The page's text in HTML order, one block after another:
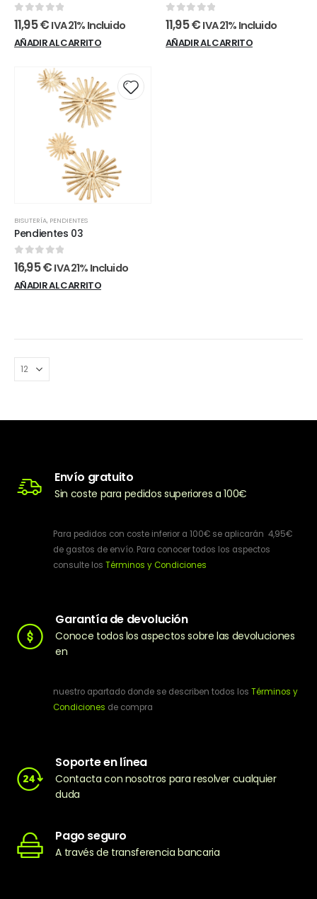
0out of 5
11,95€ IVA 21% Incluido
AÑADIR AL CARRITO
0out of 5
11,95€ IVA 21% Incluido
AÑADIR AL CARRITO
BISUTERÍA, PENDIENTES
Pendientes 03
0out of 5
16,95€ IVA 21% Incluido
AÑADIR AL CARRITO
Envío gratuito
Sin coste para pedidos superiores a 100€
Para pedidos con coste inferior a 100€ se aplicarán 4,95€
de gastos de envío. Para conocer todos los aspectos
consulte los Términos y Condiciones
Garantía de devolución
Conoce todos los aspectos sobre las devoluciones
en
nuestro apartado donde se describen todos los Términos y
Condiciones de compra
Soporte en línea
Contacta con nosotros para resolver cualquier
duda
Pago seguro
A través de transferencia bancaria